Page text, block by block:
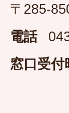
〒285-
電話
窓口受付